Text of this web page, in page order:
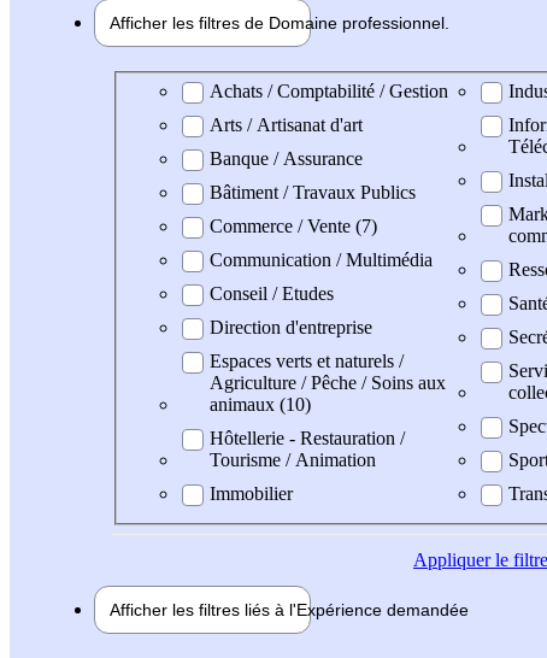
Afficher les filtres de Domaine professionnel
Domaine professionel
Achats / Comptabilité / Gestion
Arts / Artisanat d'art
Banque / Assurance
Bâtiment / Travaux Publics
Commerce / Vente (7)
Communication / Multimédia
Conseil / Etudes
Direction d'entreprise
Espaces verts et naturels /
Agriculture / Pêche / Soins aux
animaux (10)
Hôtellerie - Restauration /
Tourisme / Animation
Immobilier
Appliquerle filtre
Afficher les filtres liés à l'Expérience demandée